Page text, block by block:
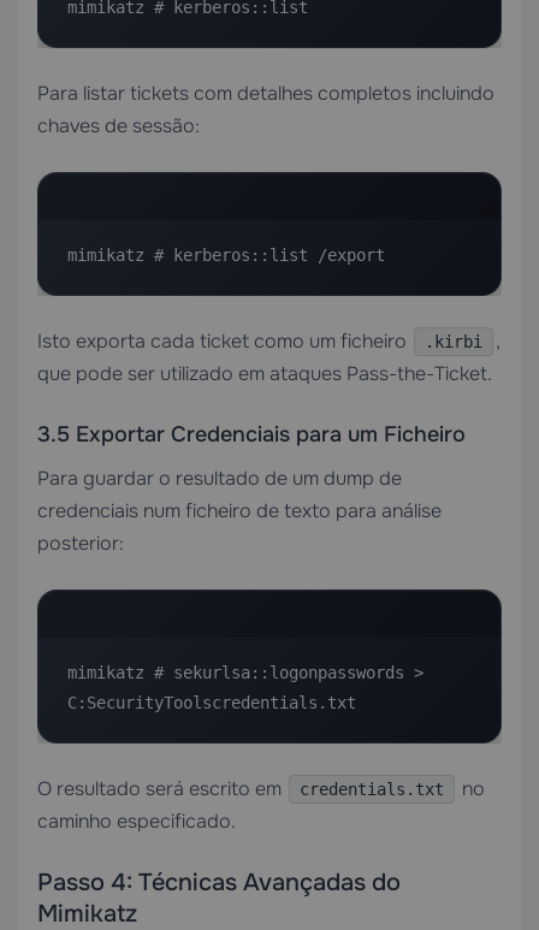
mimikatz # kerberos::list
Para listar tickets com detalhes completos incluindo
chaves de sessão:
mimikatz # kerberos::list /export
Isto exporta cada ticket como um ficheiro .kirbi
,
que pode ser utilizado em ataques Pass-the-Ticket.
3.5 Exportar Credenciais para um Ficheiro
Para guardar o resultado de um dump de
credenciais num ficheiro de texto para análise
posterior:
mimikatz # sekurlsa::logonpasswords >
C:SecurityToolscredentials.txt
O resultado será escrito em credentials.txt
no
caminho especificado.
Passo 4: Técnicas Avançadas do
Mimikatz